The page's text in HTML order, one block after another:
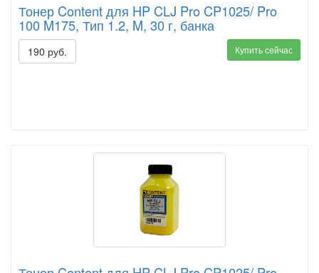
Тонер Content для HP CLJ Pro CP1025/ Pro
100 M175, Тип 1.2, M, 30 г, банка
190 руб. Купить сейчас